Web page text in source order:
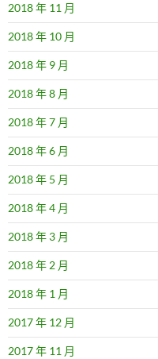
2018 年 11 月
2018 年 10 月
2018 年 9 月
2018 年 8 月
2018 年 7 月
2018 年 6 月
2018 年 5 月
2018 年 4 月
2018 年 3 月
2018 年 2 月
2018 年 1 月
2017 年 12 月
2017 年 11 月